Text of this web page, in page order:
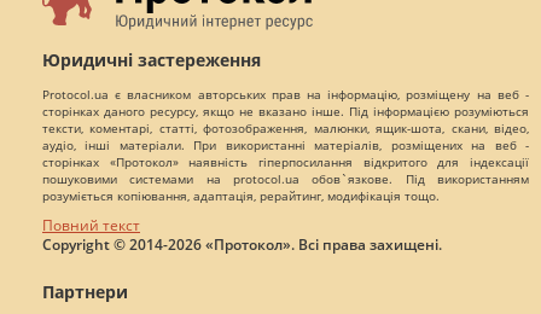
Юридичні застереження
Protocol.ua є власником авторських прав на інформацію, розміщену на веб -
сторінках даного ресурсу, якщо не вказано інше. Під інформацією розуміються
тексти, коментарі, статті, фотозображення, малюнки, ящик-шота, скани, відео,
аудіо, інші матеріали. При використанні матеріалів, розміщених на веб -
сторінках «Протокол» наявність гіперпосилання відкритого для індексації
пошуковими системами на protocol.ua обов`язкове. Під використанням
розуміється копіювання, адаптація, рерайтинг, модифікація тощо.
Повний текст
Copyright © 2014-2026 «Протокол». Всі права захищені.
Партнери